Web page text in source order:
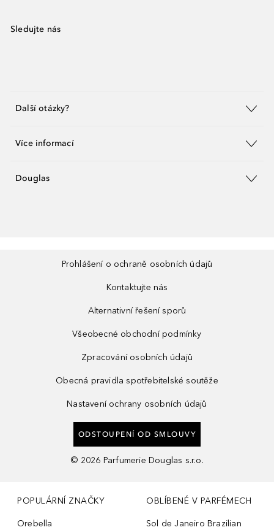
Sledujte nás
Další otázky?
Více informací
Douglas
Prohlášení o ochraně osobních údajů
Kontaktujte nás
Alternativní řešení sporů
Všeobecné obchodní podmínky
Zpracování osobních údajů
Obecná pravidla spotřebitelské soutěže
Nastavení ochrany osobních údajů
ODSTOUPENÍ OD SMLOUVY
© 2026 Parfumerie Douglas s.r.o.
POPULÁRNÍ ZNAČKY
Orebella
OBLÍBENÉ V PARFÉMECH
Sol de Janeiro Brazilian